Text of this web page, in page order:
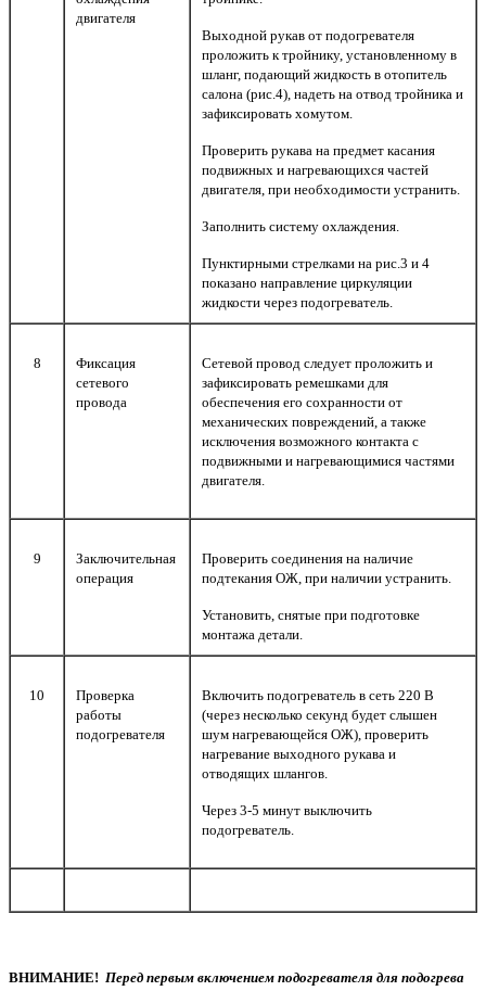
двигателя
Выходной рукав от подогревателя
проложить к тройнику, установленному в
шланг, подающий жидкость в отопитель
салона (рис.4), надеть на отвод тройника и
зафиксировать хомутом.
Проверить рукава на предмет касания
подвижных и нагревающихся частей
двигателя, при необходимости устранить.
Заполнить систему охлаждения.
Пунктирными стрелками на рис.3 и 4
показано направление циркуляции
жидкости через подогреватель.
8
Фиксация
сетевого
провода
Сетевой провод следует проложить и
зафиксировать ремешками для
обеспечения его сохранности от
механических повреждений, а также
исключения возможного контакта с
подвижными и нагревающимися частями
двигателя.
9
Заключительная
операция
Проверить соединения на наличие
подтекания ОЖ, при наличии устранить.
Установить, снятые при подготовке
монтажа детали.
10
Проверка
работы
подогревателя
Включить подогреватель в сеть 220 В
(через несколько секунд будет слышен
шум нагревающейся ОЖ), проверить
нагревание выходного рукава и
отводящих шлангов.
Через 3-5 минут выключить
подогреватель.
ВНИМАНИЕ! Перед первым включением подогревателя для подогрева